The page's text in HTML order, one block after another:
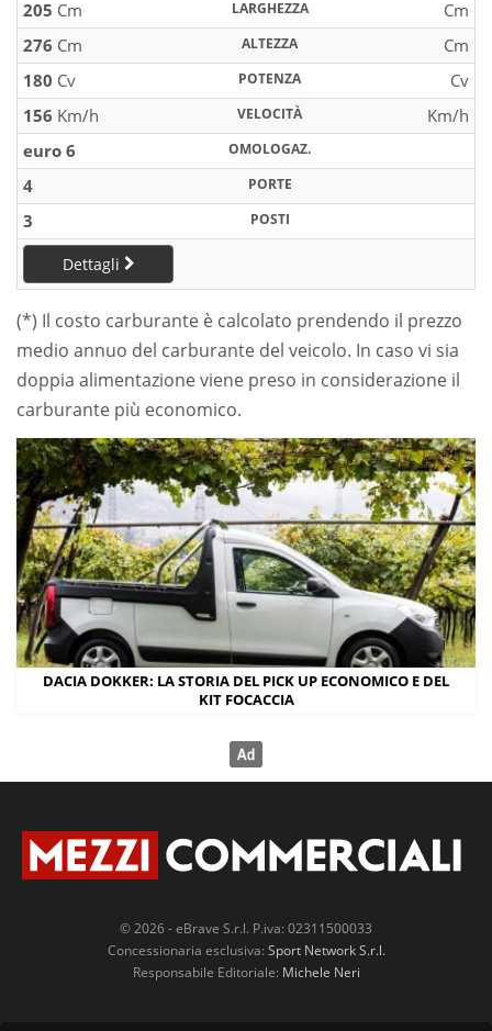
205 Cm LARGHEZZA
Cm
276 Cm ALTEZZA
Cm
180 Cv POTENZA
Cv
156 Km/h VELOCITÀ
Km/h
euro 6
OMOLOGAZ.
4 PORTE
3 POSTI
Dettagli
(*) Il costo carburante è calcolato prendendo il prezzo
medio annuo del carburante del veicolo. In caso vi sia
doppia alimentazione viene preso in considerazione il
carburante più economico.
DACIA DOKKER: LA STORIA DEL PICK UP ECONOMICO E DEL
KIT FOCACCIA
© 2026 - eBrave S.r.l. P.iva: 02311500033
Concessionaria esclusiva: Sport Network S.r.l.
Responsabile Editoriale: Michele Neri